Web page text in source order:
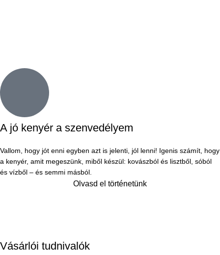
A jó kenyér a szenvedélyem
Vallom, hogy jót enni egyben azt is jelenti, jól lenni! Igenis számít, hogy
a kenyér, amit megeszünk, miből készül: kovászból és lisztből, sóból
és vízből – és semmi másból.
Olvasd el történetünk
Vásárlói tudnivalók